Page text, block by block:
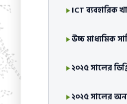
ICT ব্যবহারিক
উচ্চ মাধ্যমিক
২০২৫ সালের
২০২৫ সালের